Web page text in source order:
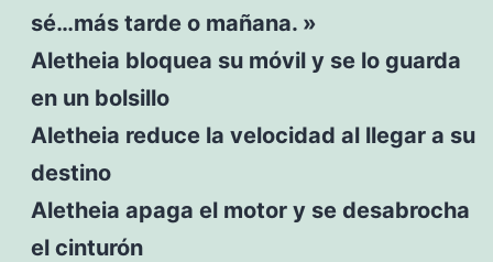
sé…más tarde o mañana. »
Aletheia bloquea su móvil y se lo guarda
en un bolsillo
Aletheia reduce la velocidad al llegar a su
destino
Aletheia apaga el motor y se desabrocha
el cinturón